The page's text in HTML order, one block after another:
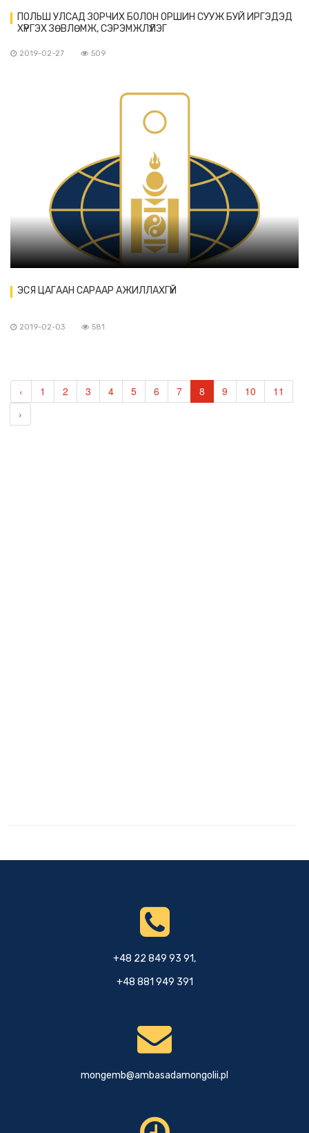
ПОЛЬШ УЛСАД ЗОРЧИХ БОЛОН ОРШИН СУУЖ БУЙ ИРГЭДЭД
ХҮРГЭХ ЗӨВЛӨМЖ, СЭРЭМЖЛҮҮЛЭГ
2019-02-27 509
ЭСЯ ЦАГААН САРААР АЖИЛЛАХГҮЙ
2019-02-03 581
‹ 1 2 3 4 5 6 7 8 9 10
11
›
+48 22 849 93 91,
+48 881 949 391
mongemb@ambasadamongolii.pl